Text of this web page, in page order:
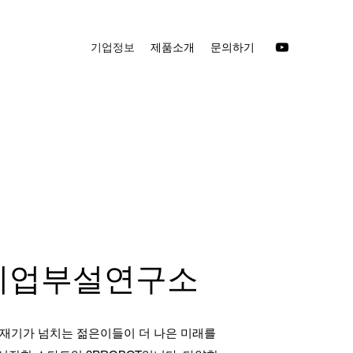
기업정보 제품소개 문의하기
업부설연구소
기가 넘치는 젊은이들이 더 나은 미래를